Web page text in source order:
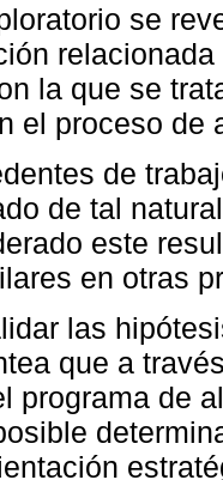
se
la que se
el proceso de
de
de tal
este
en otras
las
que a
programa de